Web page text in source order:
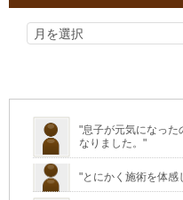
"息子が元気になった
なりました。"
"とにかく 施術を体感